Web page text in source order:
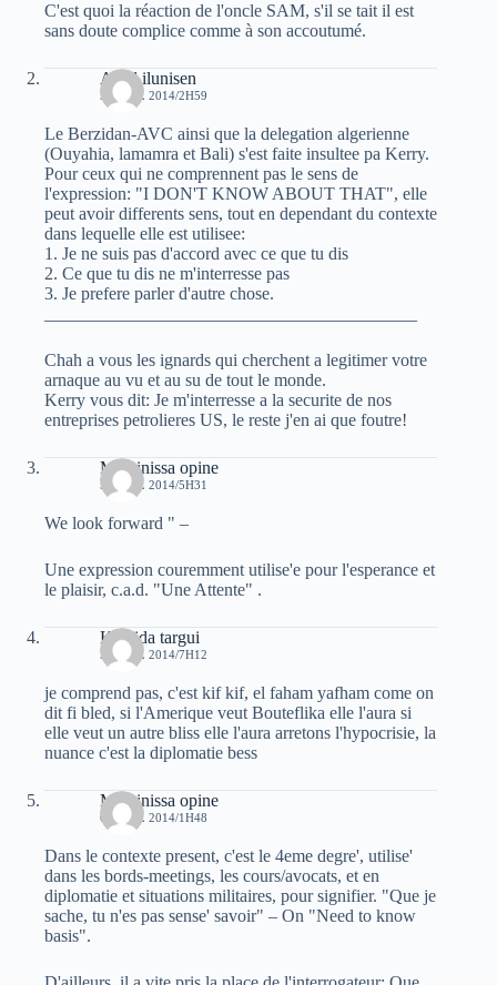
C'est quoi la réaction de l'oncle SAM, s'il se tait il est
sans doute complice comme à son accoutumé.
Aksil ilunisen
5 AVRIL 2014/2H59
Le Berzidan-AVC ainsi que la delegation algerienne
(Ouyahia, lamamra et Bali) s'est faite insultee pa Kerry.
Pour ceux qui ne comprennent pas le sens de
l'expression: "I DON'T KNOW ABOUT THAT", elle
peut avoir differents sens, tout en dependant du contexte
dans lequelle elle est utilisee:
1. Je ne suis pas d'accord avec ce que tu dis
2. Ce que tu dis ne m'interresse pas
3. Je prefere parler d'autre chose.
Chah a vous les ignards qui cherchent a legitimer votre
arnaque au vu et au su de tout le monde.
Kerry vous dit: Je m'interresse a la securite de nos
entreprises petrolieres US, le reste j'en ai que foutre!
Massinissa opine
5 AVRIL 2014/5H31
We look forward " –
Une expression couremment utilise'e pour l'esperance et
le plaisir, c.a.d. "Une Attente" .
Khalida targui
5 AVRIL 2014/7H12
je comprend pas, c'est kif kif, el faham yafham come on
dit fi bled, si l'Amerique veut Bouteflika elle l'aura si
elle veut un autre bliss elle l'aura arretons l'hypocrisie, la
nuance c'est la diplomatie bess
Massinissa opine
6 AVRIL 2014/1H48
Dans le contexte present, c'est le 4eme degre', utilise'
dans les bords-meetings, les cours/avocats, et en
diplomatie et situations militaires, pour signifier. "Que je
sache, tu n'es pas sense' savoir" – On "Need to know
basis".